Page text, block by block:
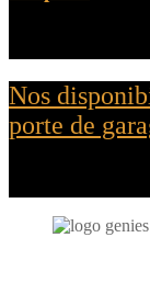
Nos
porte de